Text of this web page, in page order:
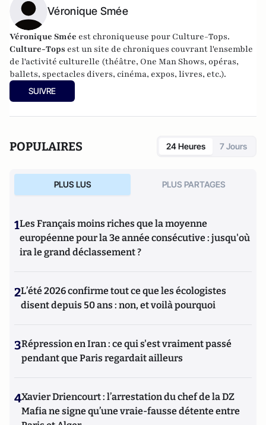
Véronique Smée
Véronique Smée est chroniqueuse pour Culture-Tops.
Culture-Tops est un site de chroniques couvrant l'ensemble
de l'activité culturelle (théâtre, One Man Shows, opéras,
ballets, spectacles divers, cinéma, expos, livres, etc.).
SUIVRE
POPULAIRES 24 Heures 7 Jours
PLUS LUS PLUS PARTAGES
1Les Français moins riches que la moyenne
européenne pour la 3e année consécutive : jusqu'où
ira le grand déclassement ?
2L’été 2026 confirme tout ce que les écologistes
disent depuis 50 ans : non, et voilà pourquoi
3Répression en Iran : ce qui s'est vraiment passé
pendant que Paris regardait ailleurs
4Xavier Driencourt : l’arrestation du chef de la DZ
Mafia ne signe qu’une vraie-fausse détente entre